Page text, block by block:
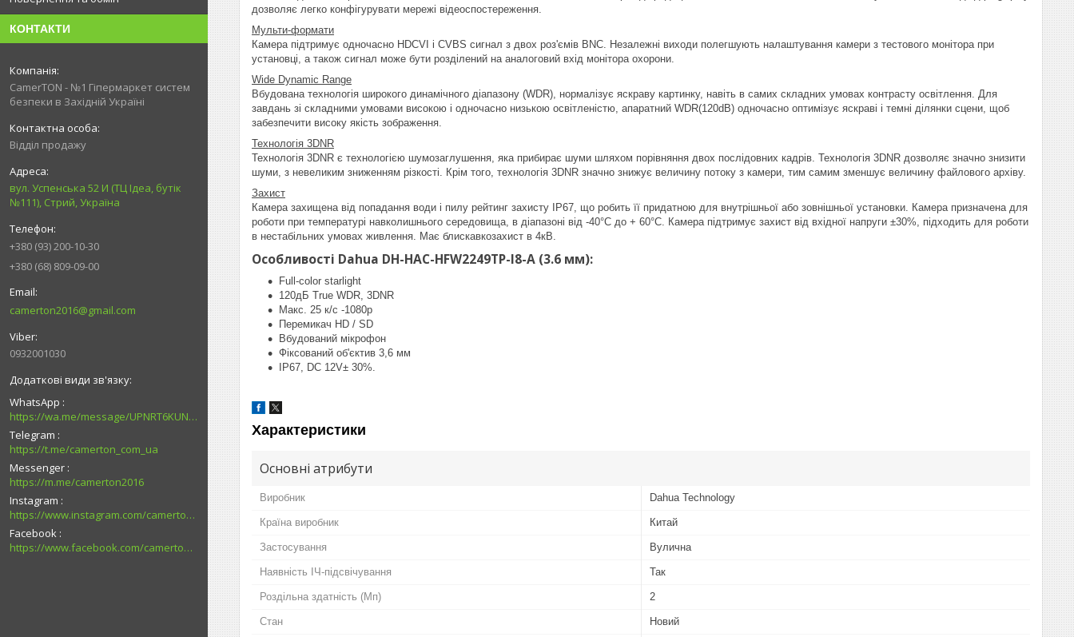
КОНТАКТИ
CamerTON - №1 Гіпермаркет систем
безпеки в Західній Україні
Відділ продажу
вул. Успенська 52 И (ТЦ Ідеа, бутік
№111), Стрий, Україна
+380 (93) 200-10-30
+380 (68) 809-09-00
camerton2016@gmail.com
0932001030
WhatsApp
https://wa.me/message/UPNRT6KUNTSOH1
Telegram
https://t.me/camerton_com_ua
Messenger
https://m.me/camerton2016
Instagram
https://www.instagram.com/camerton.com.ua
Facebook
https://www.facebook.com/camerton2016
дозволяє легко конфігурувати мережі відеоспостереження.
Мульти-формати
Камера підтримує одночасно HDCVI і CVBS сигнал з двох роз'ємів BNC. Незалежні виходи полегшують налаштування камери з тестового монітора при
установці, а також сигнал може бути розділений на аналоговий вхід монітора охорони.
Wide Dynamic Range
Вбудована технологія широкого динамічного діапазону (WDR), нормалізує яскраву картинку, навіть в самих складних умовах контрасту освітлення. Для
завдань зі складними умовами високою і одночасно низькою освітленістю, апаратний WDR(120dB) одночасно оптимізує яскраві і темні ділянки сцени, щоб
забезпечити високу якість зображення.
Технологія 3DNR
Технологія 3DNR є технологією шумозаглушення, яка прибирає шуми шляхом порівняння двох послідовних кадрів. Технологія 3DNR дозволяє значно знизити
шуми, з невеликим зниженням різкості. Крім того, технологія 3DNR значно знижує величину потоку з камери, тим самим зменшує величину файлового архіву.
Захист
Камера захищена від попадання води і пилу рейтинг захисту IP67, що робить її придатною для внутрішньої або зовнішньої установки. Камера призначена для
роботи при температурі навколишнього середовища, в діапазоні від -40°C до + 60°С. Камера підтримує захист від вхідної напруги ±30%, підходить для роботи
в нестабільних умовах живлення. Має блискавкозахист в 4кВ.
Особливості Dahua DH-HAC-HFW2249TP-I8-A (3.6 мм):
Full-color starlight
120дБ True WDR, 3DNR
Макс. 25 к/с -1080р
Перемикач HD / SD
Вбудований мікрофон
Фіксований об'єктив 3,6 мм
IP67, DC 12V± 30%.
Характеристики
Основні атрибути
Виробник Dahua Technology
Країна виробник Китай
Застосування Вулична
Наявність ІЧ-підсвічування Так
Роздільна здатність (Мп) 2
Стан Новий